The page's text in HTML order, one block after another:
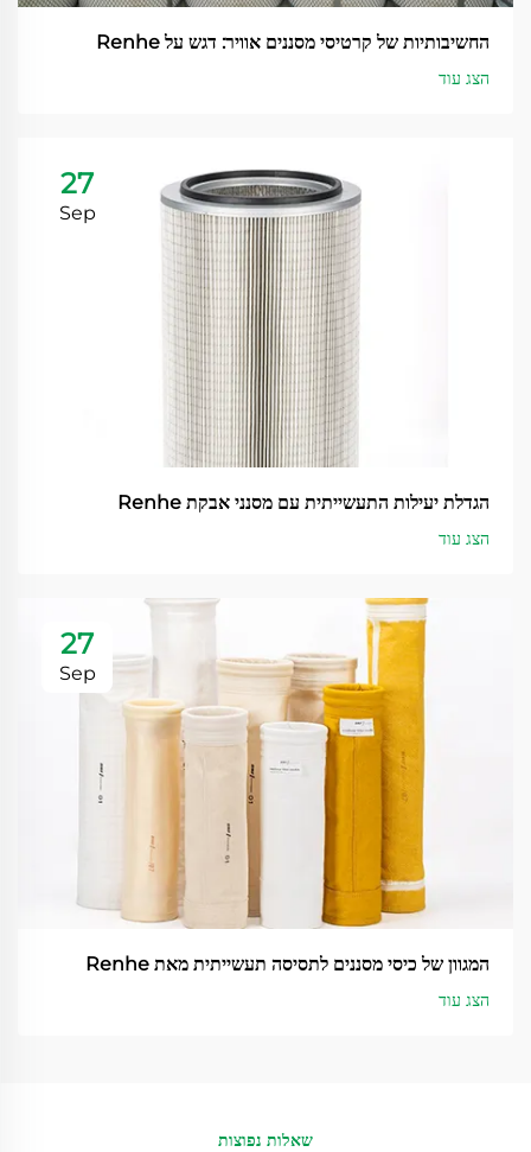
החשיבותיות של קרטיסי מסננים אוויר: דגש על Renhe
הצג עוד
27
Sep
הגדלת יעילות התעשייתית עם מסנני אבקת Renhe
הצג עוד
27
Sep
המגוון של כיסי מסננים לתסיסה תעשייתית מאת Renhe
הצג עוד
שאלות נפוצות